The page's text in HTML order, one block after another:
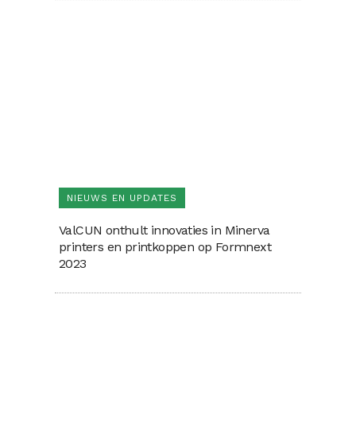
NIEUWS EN UPDATES
ValCUN onthult innovaties in Minerva
printers en printkoppen op Formnext
2023